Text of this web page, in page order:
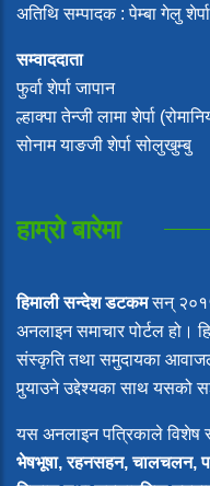
अतिथि सम्पादक : पेम्बा गेलु
सम्वाददाता
फुर्वा शेर्पा जापान
ल्हाक्पा तेन्जी लामा शेर्पा
सोनाम याङजी शेर्पा सोलुखुम्बु
हाम्रो बारेमा
हिमाली सन्देश डटकमसन् २०१५
अनलाइन समाचार पोर्टल हो।
संस्कृति तथा समुदायका
पुर्‍याउने उद्देश्यका साथ यसको
यस अनलाइन पत्रिकाले विशेष
भेषभूषा, रहनसहन, चालचलन,